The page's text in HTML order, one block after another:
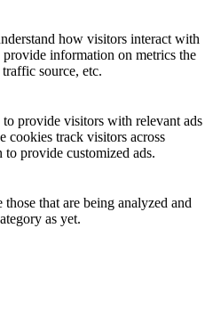
how visitors interact with
information on metrics the
source, etc.
provide visitors with relevant ads
cookies track visitors across
provide customized ads.
that are being analyzed and
as yet.